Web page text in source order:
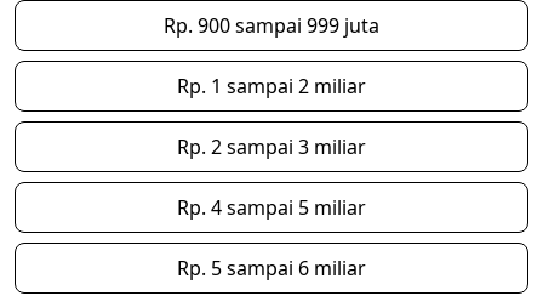
Rp. 900 sampai 999 juta
Rp. 1 sampai 2 miliar
Rp. 2 sampai 3 miliar
Rp. 4 sampai 5 miliar
Rp. 5 sampai 6 miliar